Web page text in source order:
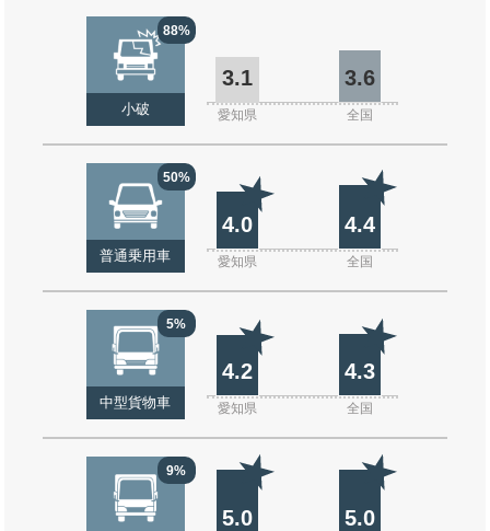
88%
小破
3.1 3.6
愛知県 全国
50%
普通乗用車
4.0 4.4
愛知県 全国
5%
中型貨物車
4.2 4.3
愛知県 全国
9%
5.0 5.0